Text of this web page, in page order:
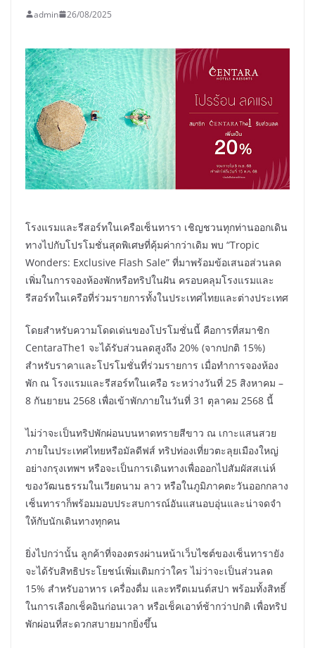
admin 26/08/2025
โรงแรมและรีสอร์ทในเครือเซ็นทารา เชิญชวนทุกท่านออกเดิน
ทางไปกับโปรโมชั่นสุดพิเศษที่คุ้มค่ากว่าเดิม พบ “Tropic
Wonders: Exclusive Flash Sale” ที่มาพร้อมข้อเสนอส่วนลด
เพิ่มในการจองห้องพักหรือทริปในฝัน ครอบคลุมโรงแรมและ
รีสอร์ทในเครือที่ร่วมรายการทั้งในประเทศไทยและต่างประเทศ
โดยสำหรับความโดดเด่นของโปรโมชั่นนี้ คือการที่สมาชิก
CentaraThe1 จะได้รับส่วนลดสูงถึง 20% (จากปกติ 15%)
สำหรับราคาและโปรโมชั่นที่ร่วมรายการ เมื่อทำการจองห้อง
พัก ณ โรงแรมและรีสอร์ทในเครือ ระหว่างวันที่ 25 สิงหาคม –
8 กันยายน 2568 เพื่อเข้าพักภายในวันที่ 31 ตุลาคม 2568 นี้
ไม่ว่าจะเป็นทริปพักผ่อนบนหาดทรายสีขาว ณ เกาะแสนสวย
ภายในประเทศไทยหรือมัลดีฟส์ ทริปท่องเที่ยวตะลุยเมืองใหญ่
อย่างกรุงเทพฯ หรือจะเป็นการเดินทางเพื่อออกไปสัมผัสสเน่ห์
ของวัฒนธรรมในเวียดนาม ลาว หรือในภูมิภาคตะวันออกกลาง
เซ็นทาราก็พร้อมมอบประสบการณ์อันแสนอบอุ่นและน่าจดจำ
ให้กับนักเดินทางทุกคน
ยิ่งไปกว่านั้น ลูกค้าที่จองตรงผ่านหน้าเว็บไซต์ของเซ็นทารายัง
จะได้รับสิทธิประโยชน์เพิ่มเติมกว่าใคร ไม่ว่าจะเป็นส่วนลด
15% สำหรับอาหาร เครื่องดื่ม และทรีตเมนต์สปา พร้อมทั้งสิทธิ์
ในการเลือกเช็คอินก่อนเวลา หรือเช็คเอาท์ช้ากว่าปกติ เพื่อทริป
พักผ่อนที่สะดวกสบายมากยิ่งขึ้น